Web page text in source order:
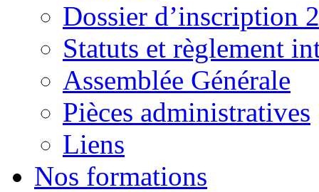
Dossier d’inscription
Statuts et règlement
Assemblée Générale
Pièces administratives
Liens
Nos formations